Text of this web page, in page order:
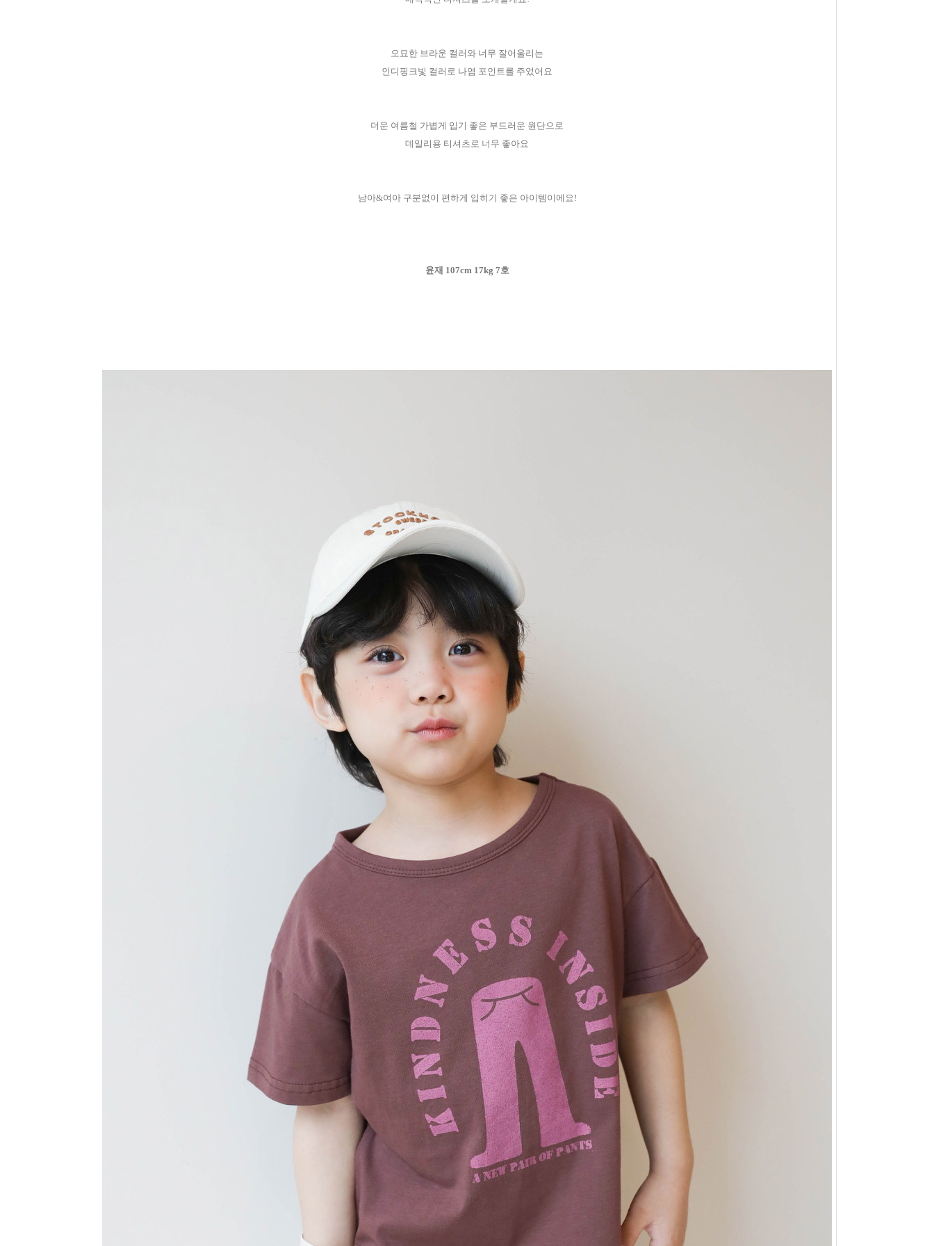
오묘한 브라운 컬러와 너무 잘어울리는
인디핑크빛 컬러로 나염 포인트를 주었어요
더운 여름철 가볍게 입기 좋은 부드러운 원단으로
데일리용 티셔츠로 너무 좋아요
남아&여아 구분없이 편하게 입히기 좋은 아이템이에요!
윤재 107cm 17kg 7호